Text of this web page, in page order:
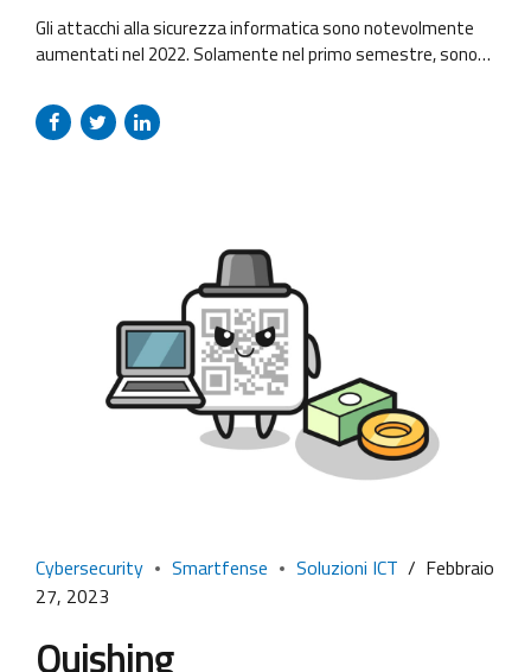
Gli attacchi alla sicurezza informatica sono notevolmente
aumentati nel 2022. Solamente nel primo semestre, sono
rispetto all’anno precedente, ovvero circa 190 attacchi al
mese. Di seguito sono riportati alcuni dati tratti dal
Cybersecurity Smartfense Soluzioni ICT
Febbraio
27, 2023
Quishing